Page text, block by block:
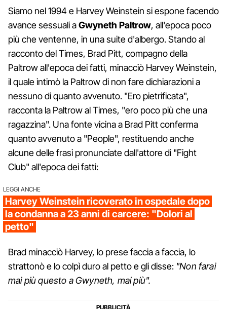
Siamo nel 1994 e Harvey Weinstein si espone facendo
avance sessuali aGwyneth Paltrow, all'epoca poco
più che ventenne, in una suite d'albergo. Stando al
racconto del Times, Brad Pitt, compagno della
Paltrow all'epoca dei fatti, minacciò Harvey Weinstein,
il quale intimò la Paltrow di non fare dichiarazioni a
nessuno di quanto avvenuto. "Ero pietrificata",
racconta la Paltrow al Times, "ero poco più che una
ragazzina". Una fonte vicina a Brad Pitt conferma
quanto avvenuto a "People", restituendo anche
alcune delle frasi pronunciate dall'attore di "Fight
Club" all'epoca dei fatti:
LEGGI ANCHE
Harvey Weinstein ricoverato in ospedale dopo
la condanna a 23 anni di carcere: "Dolori al
petto"
Brad minacciò Harvey, lo prese faccia a faccia, lo
strattonò e lo colpì duro al petto e gli disse: "Non farai
mai più questo a Gwyneth, mai più".